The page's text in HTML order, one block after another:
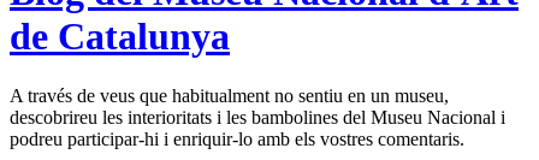
de Catalunya
A través de veus que habitualment no sentiu en un museu,
descobrireu les interioritats i les bambolines del Museu Nacional i
podreu participar-hi i enriquir-lo amb els vostres comentaris.